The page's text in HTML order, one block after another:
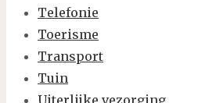
Telefonie
Toerisme
Transport
Tuin